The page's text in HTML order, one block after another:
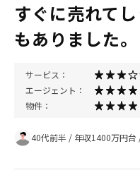
すぐに売れて
もありました。
サービス：
エージェント：
物件：
40代前半 / 年収1400万円台